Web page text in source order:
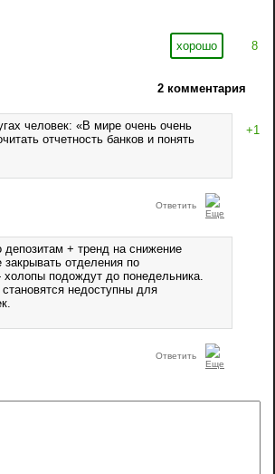
хорошо
8
2 комментария
+1
человек: «В мире очень очень
отчетность банков и понять
Ответить
+ тренд на снижение
отделения по
подождут до понедельника.
недоступны для
Ответить